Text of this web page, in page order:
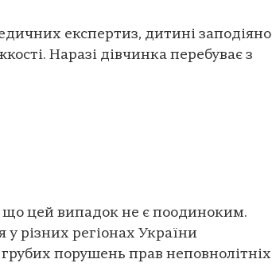
експертиз, дитині заподіяно
Наразі дівчинка перебуває з
що цей випадок не є поодиноким.
різних регіонах України
порушень прав неповнолітніх